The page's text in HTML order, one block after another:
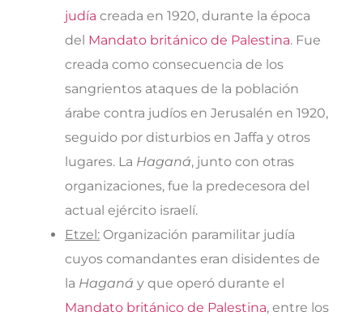
judía creada en 1920, durante la época
del Mandato británico de Palestina. Fue
creada como consecuencia de los
sangrientos ataques de la población
árabe contra judíos en Jerusalén en 1920,
seguido por disturbios en Jaffa y otros
lugares. La Haganá, junto con otras
organizaciones, fue la predecesora del
actual ejército israelí.
Etzel: Organización paramilitar judía
cuyos comandantes eran disidentes de
la Haganá y que operó durante el
Mandato británico de Palestina, entre los